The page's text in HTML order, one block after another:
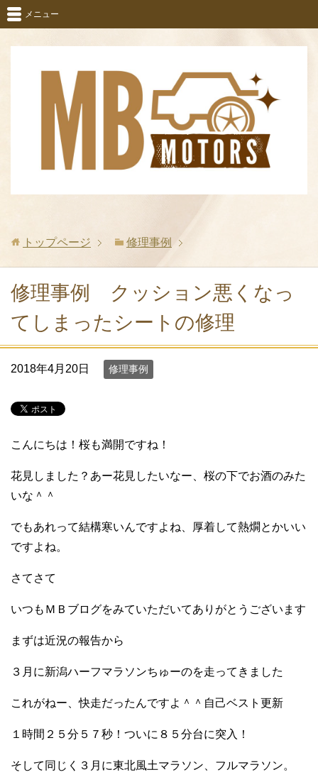
メニュー
トップページ 修理事例
修理事例 クッション悪くなっ
てしまったシートの修理
2018年4月20日 修理事例
こんにちは！桜も満開ですね！
花見しました？あー花見したいなー、桜の下でお酒のみた
いな＾＾
でもあれって結構寒いんですよね、厚着して熱燗とかいい
ですよね。
さてさて
いつもＭＢブログをみていただいてありがとうございます
まずは近況の報告から
３月に新潟ハーフマラソンちゅーのを走ってきました
これがねー、快走だったんですよ＾＾自己ベスト更新
１時間２５分５７秒！ついに８５分台に突入！
そして同じく３月に東北風土マラソン、フルマラソン。